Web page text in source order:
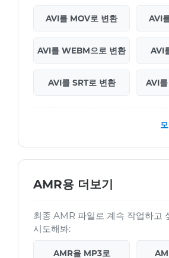
AVI를 MOV로 변환 AVI
AVI를 WEBM으로 변환 AVI
AVI를 SRT로 변환 AVI
AMR용 더보기
최종 AMR 파일로 계속 작업하고
시도해봐:
AMR을 MP3로